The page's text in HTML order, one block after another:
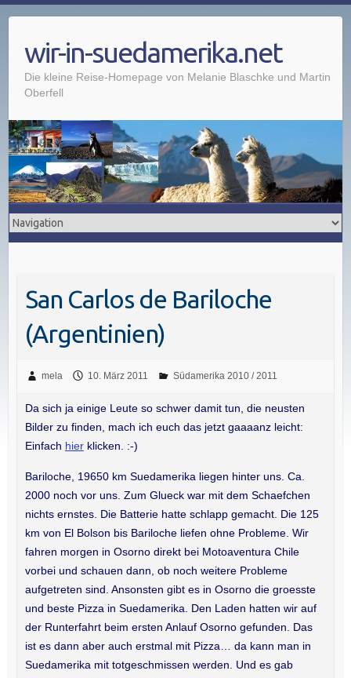
wir-in-suedamerika.net
Die kleine Reise-Homepage von Melanie Blaschke und Martin
Oberfell
San Carlos de Bariloche
(Argentinien)
mela 10. März 2011 Südamerika 2010 / 2011
Da sich ja einige Leute so schwer damit tun, die neusten
Bilder zu finden, mach ich euch das jetzt gaaaanz leicht:
Einfach hierklicken. :-)
Bariloche, 19650 km Suedamerika liegen hinter uns. Ca.
2000 noch vor uns. Zum Glueck war mit dem Schaefchen
nichts ernstes. Die Batterie hatte schlapp gemacht. Die 125
km von El Bolson bis Bariloche liefen ohne Probleme. Wir
fahren morgen in Osorno direkt bei Motoaventura Chile
vorbei und schauen dann, ob noch weitere Probleme
aufgetreten sind. Ansonsten gibt es in Osorno die groesste
und beste Pizza in Suedamerika. Den Laden hatten wir auf
der Runterfahrt beim ersten Anlauf Osorno gefunden. Das
ist es dann aber auch erstmal mit Pizza… da kann man in
Suedamerika mit totgeschmissen werden. Und es gab